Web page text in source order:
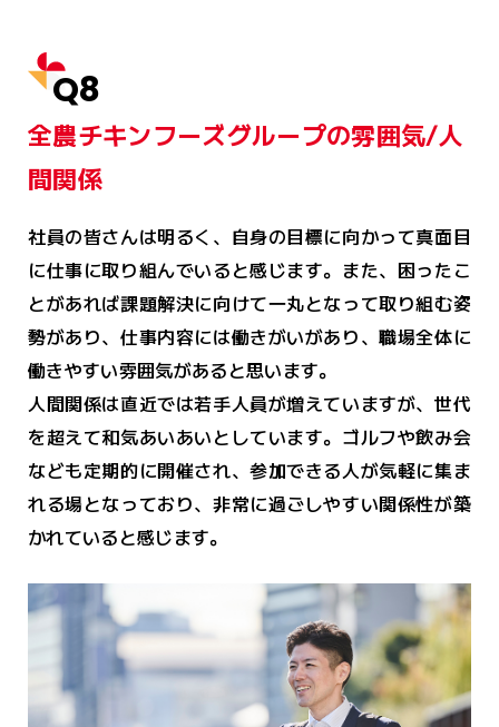
Q8
全農チキンフーズグループの雰囲気/人
間関係
社員の皆さんは明るく、自身の目標に向かって真面目
に仕事に取り組んでいると感じます。また、困ったこ
とがあれば課題解決に向けて一丸となって取り組む姿
勢があり、仕事内容には働きがいがあり、職場全体に
働きやすい雰囲気があると思います。
人間関係は直近では若手人員が増えていますが、世代
を超えて和気あいあいとしています。ゴルフや飲み会
なども定期的に開催され、参加できる人が気軽に集ま
れる場となっており、非常に過ごしやすい関係性が築
かれていると感じます。